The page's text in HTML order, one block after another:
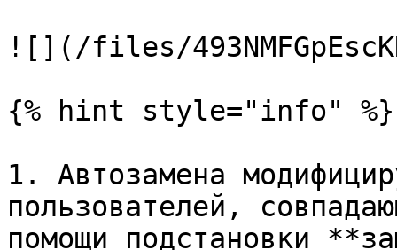
![](/files/
{% hint style="info" %}
1. Автозамена
пользователей,
помощи подстановки